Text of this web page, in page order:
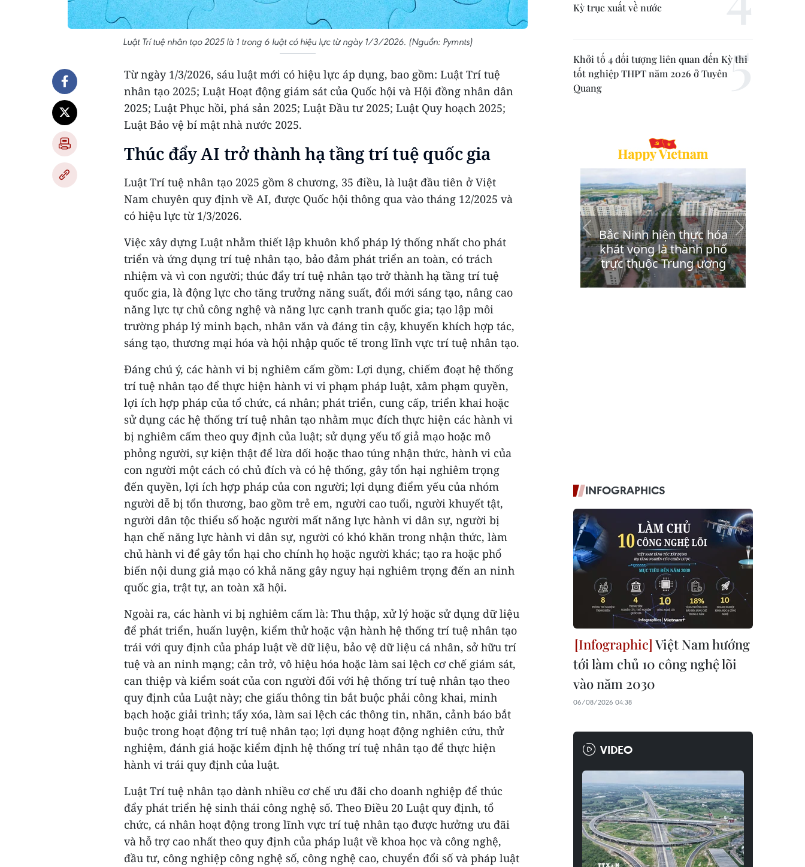
Luật Trí tuệ nhân tạo 2025 là 1 trong 6 luật có hiệu lực từ ngày 1/3/2026. (Nguồn: Pymnts)
Từ ngày 1/3/2026, sáu luật mới có hiệu lực áp dụng, bao gồm: Luật Trí tuệ
nhân tạo 2025; Luật Hoạt động giám sát của Quốc hội và Hội đồng nhân dân
2025; Luật Phục hồi, phá sản 2025; Luật Đầu tư 2025; Luật Quy hoạch 2025;
Luật Bảo vệ bí mật nhà nước 2025.
Thúc đẩy AI trở thành hạ tầng trí tuệ quốc gia
Luật Trí tuệ nhân tạo 2025 gồm 8 chương, 35 điều, là luật đầu tiên ở Việt
Nam chuyên quy định về AI, được Quốc hội thông qua vào tháng 12/2025 và
có hiệu lực từ 1/3/2026.
Việc xây dựng Luật nhằm thiết lập khuôn khổ pháp lý thống nhất cho phát
triển và ứng dụng trí tuệ nhân tạo, bảo đảm phát triển an toàn, có trách
nhiệm và vì con người; thúc đẩy trí tuệ nhân tạo trở thành hạ tầng trí tuệ
quốc gia, là động lực cho tăng trưởng năng suất, đổi mới sáng tạo, nâng cao
năng lực tự chủ công nghệ và năng lực cạnh tranh quốc gia; tạo lập môi
trường pháp lý minh bạch, nhân văn và đáng tin cậy, khuyến khích hợp tác,
sáng tạo, thương mại hóa và hội nhập quốc tế trong lĩnh vực trí tuệ nhân tạo.
Đáng chú ý, các hành vi bị nghiêm cấm gồm: Lợi dụng, chiếm đoạt hệ thống
trí tuệ nhân tạo để thực hiện hành vi vi phạm pháp luật, xâm phạm quyền,
lợi ích hợp pháp của tổ chức, cá nhân; phát triển, cung cấp, triển khai hoặc
sử dụng các hệ thống trí tuệ nhân tạo nhằm mục đích thực hiện các hành vi
bị nghiêm cấm theo quy định của luật; sử dụng yếu tố giả mạo hoặc mô
phỏng người, sự kiện thật để lừa dối hoặc thao túng nhận thức, hành vi của
con người một cách có chủ đích và có hệ thống, gây tổn hại nghiêm trọng
đến quyền, lợi ích hợp pháp của con người; lợi dụng điểm yếu của nhóm
người dễ bị tổn thương, bao gồm trẻ em, người cao tuổi, người khuyết tật,
người dân tộc thiểu số hoặc người mất năng lực hành vi dân sự, người bị
hạn chế năng lực hành vi dân sự, người có khó khăn trong nhận thức, làm
chủ hành vi để gây tổn hại cho chính họ hoặc người khác; tạo ra hoặc phổ
biến nội dung giả mạo có khả năng gây nguy hại nghiêm trọng đến an ninh
quốc gia, trật tự, an toàn xã hội.
Ngoài ra, các hành vi bị nghiêm cấm là: Thu thập, xử lý hoặc sử dụng dữ liệu
để phát triển, huấn luyện, kiểm thử hoặc vận hành hệ thống trí tuệ nhân tạo
trái với quy định của pháp luật về dữ liệu, bảo vệ dữ liệu cá nhân, sở hữu trí
tuệ và an ninh mạng; cản trở, vô hiệu hóa hoặc làm sai lệch cơ chế giám sát,
can thiệp và kiểm soát của con người đối với hệ thống trí tuệ nhân tạo theo
quy định của Luật này; che giấu thông tin bắt buộc phải công khai, minh
bạch hoặc giải trình; tẩy xóa, làm sai lệch các thông tin, nhãn, cảnh báo bắt
buộc trong hoạt động trí tuệ nhân tạo; lợi dụng hoạt động nghiên cứu, thử
nghiệm, đánh giá hoặc kiểm định hệ thống trí tuệ nhân tạo để thực hiện
hành vi trái quy định của luật.
Luật Trí tuệ nhân tạo dành nhiều cơ chế ưu đãi cho doanh nghiệp để thúc
đẩy phát triển hệ sinh thái công nghệ số. Theo Điều 20 Luật quy định, tổ
chức, cá nhân hoạt động trong lĩnh vực trí tuệ nhân tạo được hưởng ưu đãi
và hỗ trợ cao nhất theo quy định của pháp luật về khoa học và công nghệ,
đầu tư, công nghiệp công nghệ số, công nghệ cao, chuyển đổi số và pháp luật
Kỳ trục xuất về nước
Khởi tố 4 đối tượng liên quan đến Kỳ thi
tốt nghiệp THPT năm 2026 ở Tuyên
Quang
INFOGRAPHICS
Việt Nam hướng
tới làm chủ 10 công nghệ lõi
vào năm 2030
06/08/2026 04:38
VIDEO